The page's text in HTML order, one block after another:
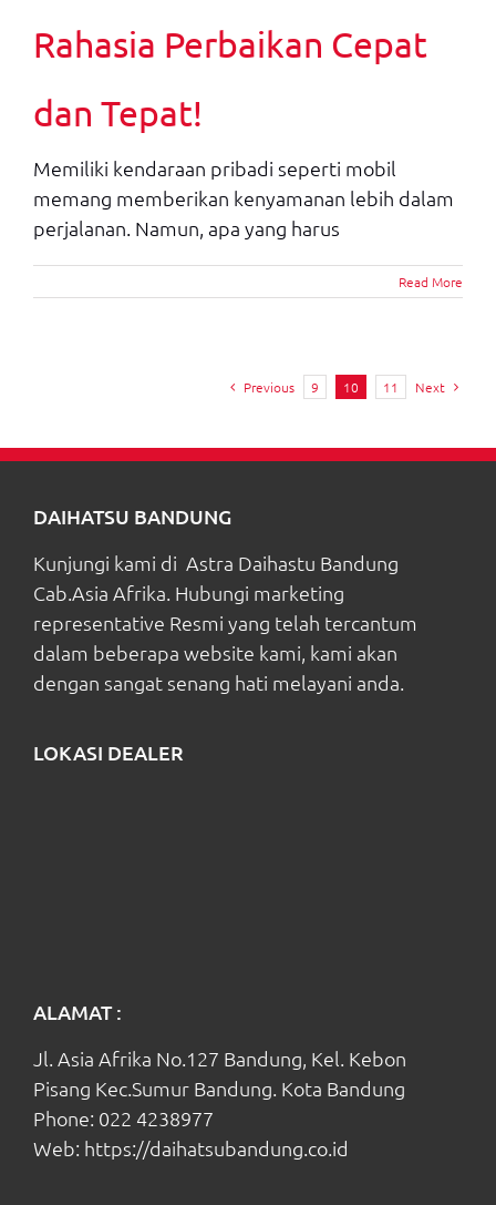
Rahasia Perbaikan Cepat
dan Tepat!
Memiliki kendaraan pribadi seperti mobil
memang memberikan kenyamanan lebih dalam
perjalanan. Namun, apa yang harus
Read More
Previous 9 10 11 Next
DAIHATSU BANDUNG
Kunjungi kami di Astra Daihastu Bandung
Cab.Asia Afrika. Hubungi marketing
representative Resmi yang telah tercantum
dalam beberapa website kami, kami akan
dengan sangat senang hati melayani anda.
LOKASI DEALER
ALAMAT :
Jl. Asia Afrika No.127 Bandung, Kel. Kebon
Pisang Kec.Sumur Bandung. Kota Bandung
Phone: 022 4238977
Web: https://daihatsubandung.co.id